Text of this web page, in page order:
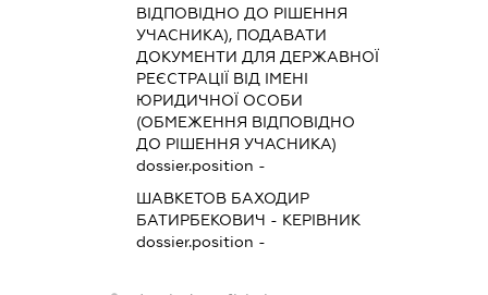
ВІДПОВІДНО ДО РІШЕННЯ
УЧАСНИКА), ПОДАВАТИ
ДОКУМЕНТИ ДЛЯ ДЕРЖАВНОЇ
РЕЄСТРАЦІЇ ВІД ІМЕНІ
ЮРИДИЧНОЇ ОСОБИ
(ОБМЕЖЕННЯ ВІДПОВІДНО
ДО РІШЕННЯ УЧАСНИКА)
dossier.position -
ШАВКЕТОВ БАХОДИР
БАТИРБЕКОВИЧ - КЕРІВНИК
dossier.position -